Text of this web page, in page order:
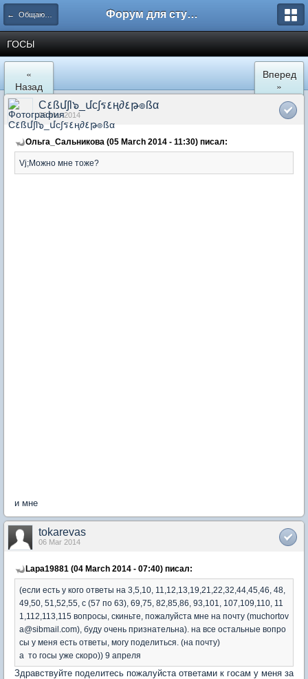
← Общаются психологи Форум для студента СГА
ГОСЫ
«
Назад
Вперед
»
С٤ßմ∫l๖_մс∫ร٤ң∂٤թ๏ßα
06 Mar 2014
Ольга_Сальникова (05 March 2014 - 11:30) писал:
Vj;Можно мне тоже?
и мне
tokarevas
06 Mar 2014
Lapa19881 (04 March 2014 - 07:40) писал:
(если есть у кого ответы на 3,5,10, 11,12,13,19,21,22,32,44,45,46, 48,
49,50, 51,52,55, с (57 по 63), 69,75, 82,85,86, 93,101, 107,109,110, 11
1,112,113,115 вопросы, скиньте, пожалуйста мне на почту (muchortov
a@sibmail.com), буду очень признательна). на все остальные вопро
сы у меня есть ответы, могу поделиться. (на почту)
а то госы уже скоро)) 9 апреля
Здравствуйте поделитесь пожалуйста ответами к госам у меня за